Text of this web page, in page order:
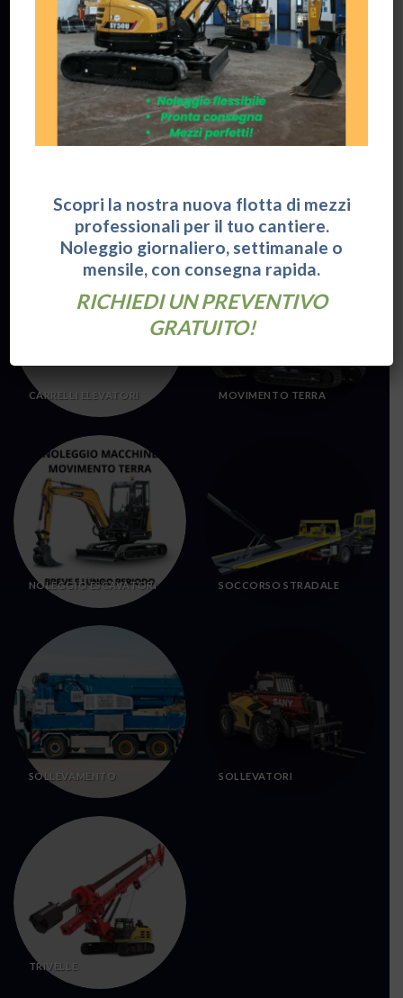
Orari apertura Uffici:
Lun / Ven: 8:30 - 18:00
Privacy:
Categorie:
CARRELLI ELEVATORI MOVIMENTO TERRA
NOLEGGIO ESCAVATORI SOCCORSO STRADALE
SOLLEVAMENTO SOLLEVATORI
TRIVELLE
Scopri la nostra nuova flotta di mezzi
professionali per il tuo cantiere.
Noleggio giornaliero, settimanale o
mensile, con consegna rapida.
RICHIEDI UN PREVENTIVO
GRATUITO!